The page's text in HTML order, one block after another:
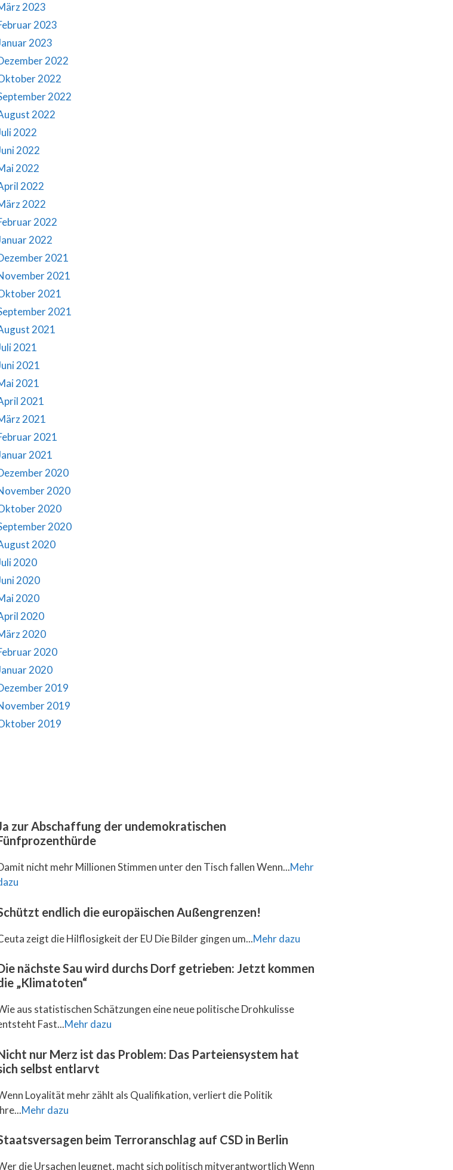
2023
2023
2023
2022
2022
2022
2022
2022
2022
2022
2022
2022
2022
2022
2021
2021
2021
2021
2021
2021
2021
2021
2021
2021
2021
2021
2020
2020
2020
2020
2020
2020
2020
2020
2020
2020
2020
2020
2019
2019
2019
zur Abschaffung der undemokratischen
nicht mehr Millionen Stimmen unter den Tisch fallen Wenn...Mehr
endlich die europäischen Außengrenzen!
zeigt die Hilflosigkeit der EU Die Bilder gingen um...Mehr dazu
nächste Sau wird durchs Dorf getrieben: Jetzt kommen
„Klimatoten“
aus statistischen Schätzungen eine neue politische Drohkulisse
Fast...Mehr dazu
nur Merz ist das Problem: Das Parteiensystem hat
selbst entlarvt
Loyalität mehr zählt als Qualifikation, verliert die Politik
Mehr dazu
beim Terroranschlag auf CSD in Berlin
die Ursachen leugnet, macht sich politisch mitverantwortlich Wenn